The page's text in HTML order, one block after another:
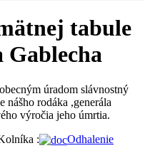
tabule
Gablecha
úradom slávnostný
nášho rodáka ,generála
výročia jeho úmrtia.
:
Odhalenie